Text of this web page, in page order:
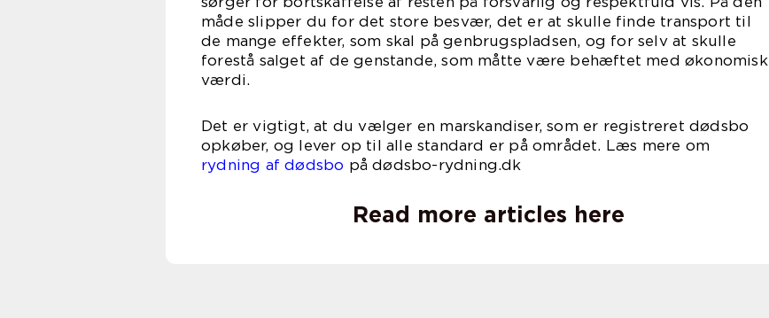
måde slipper du for det store besvær, det er at skulle finde transport til
de mange effekter, som skal på genbrugspladsen, og for selv at skulle
forestå salget af de genstande, som måtte være behæftet med økonomisk
værdi.
Det er vigtigt, at du vælger en marskandiser, som er registreret dødsbo
opkøber, og lever op til alle standard er på området. Læs mere om
rydning af dødsbo på dødsbo-rydning.dk
Read more articles here